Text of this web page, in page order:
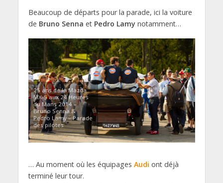
Beaucoup de départs pour la parade, ici la voiture
de Bruno Senna et Pedro Lamynotamment…
25 ans de la Mazda
MX-5 aux 24 Heures
du Mans 2014 –
Bruno Senna &
Pedro Lamy – Parade
des pilotes
… Au moment où les équipages Audi ont déjà
terminé leur tour.